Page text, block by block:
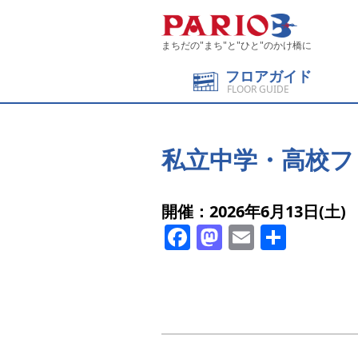
まちだの"まち"と"ひと"のかけ橋に
フロアガイド
FLOOR GUIDE
私立中学・高校
開催：2026年6月13日(土)
Facebook
Mastodon
Email